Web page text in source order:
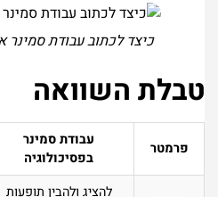
כיצד לכתוב עבודת סמינר
טבלת השוואה
פרמטר
עבודת סמינר
בפסיכולוגיה
להציג ולהבין תופעות